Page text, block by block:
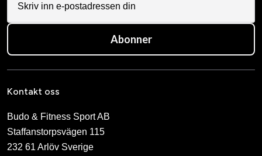
välkommen att komma ner på ett provpass för att se om
Våra ledord är engagemang, prestigelöshet och
samarbete.
Abonner
Kontakt oss
Budo & Fitness Sport AB
Staffanstorpsvägen 115
232 61 Arlöv Sverige